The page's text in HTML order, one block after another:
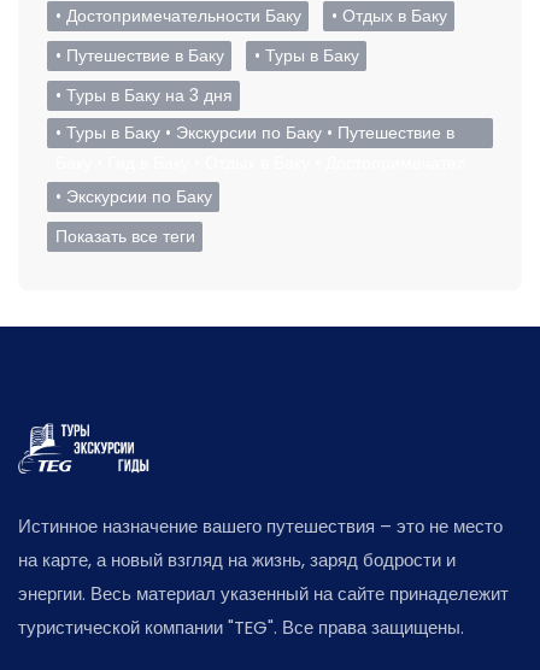
• Достопримечательности Баку
• Отдых в Баку
• Путешествие в Баку
• Туры в Баку
• Туры в Баку на 3 дня
• Туры в Баку • Экскурсии по Баку • Путешествие в
• Экскурсии по Баку
Показать все теги
Истинное назначение вашего путешествия – это не место
на карте, а новый взгляд на жизнь, заряд бодрости и
энергии. Весь материал указенный на сайте принадележит
туристической компании "TEG". Все права защищены.